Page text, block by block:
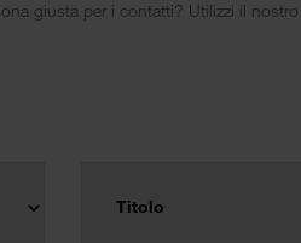
giusta per i contatti? Utilizzi il